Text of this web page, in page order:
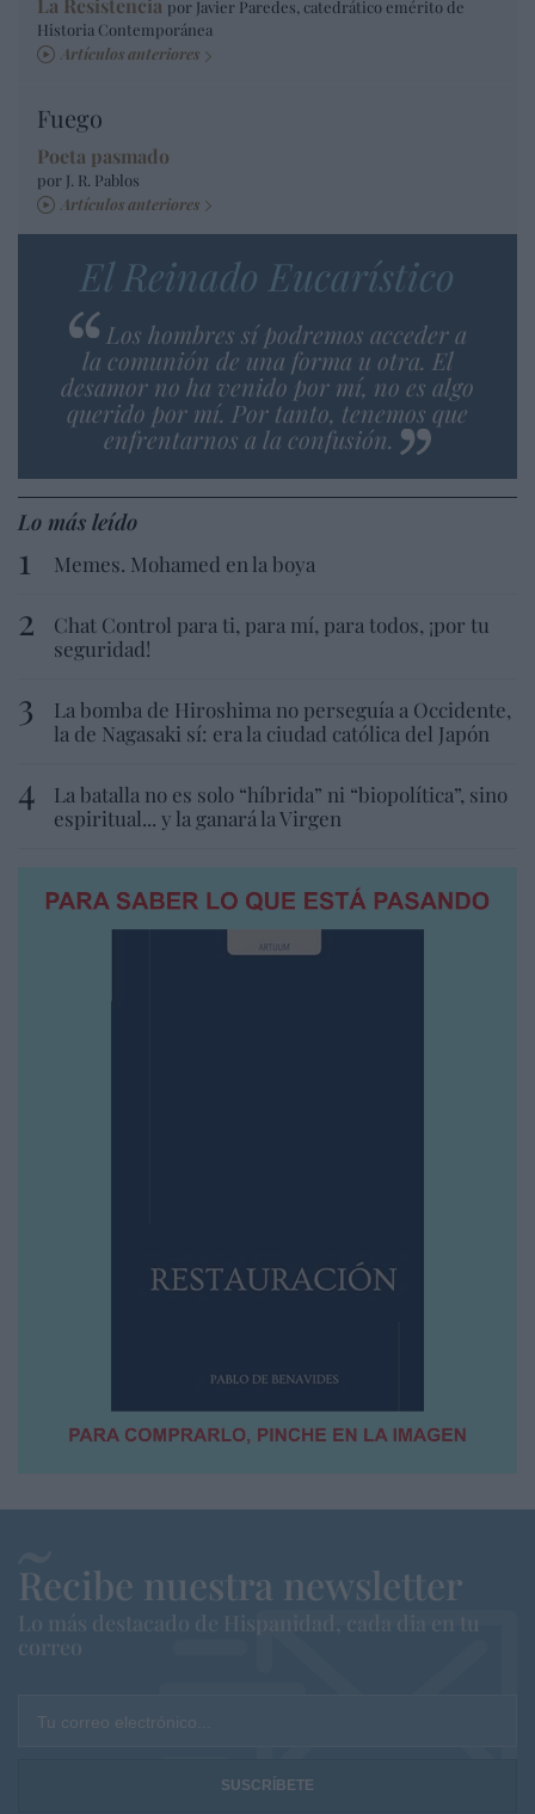
La Resistencia por Javier Paredes, catedrático emérito de
Historia Contemporánea
Artículos anteriores
Fuego
Poeta pasmado
por J. R. Pablos
Artículos anteriores
El Reinado Eucarístico
Los hombres sí podremos acceder a
la comunión de una forma u otra. El
desamor no ha venido por mí, no es algo
querido por mí. Por tanto, tenemos que
enfrentarnos a la confusión.
Lo más leído
Memes. Mohamed en la boya
Chat Control para ti, para mí, para todos, ¡por tu
seguridad!
La bomba de Hiroshima no perseguía a Occidente,
la de Nagasaki sí: era la ciudad católica del Japón
La batalla no es solo “híbrida” ni “biopolítica”, sino
espiritual... y la ganará la Virgen
Recibe nuestra newsletter
Lo más destacado de Hispanidad, cada dia en tu
correo
Tu correo electrónico...